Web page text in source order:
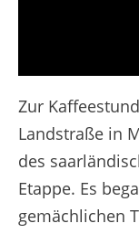
Zur
Landstraße in
des
Etappe. Es
gemächlichen